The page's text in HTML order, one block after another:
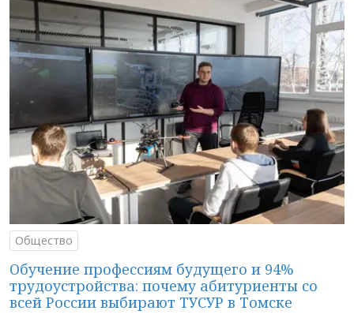
Общество
Обучение профессиям будущего и 94%
трудоустройства: почему абитуриенты со
всей России выбирают ТУСУР в Томске